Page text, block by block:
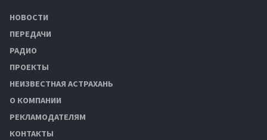
НОВОСТИ
ПЕРЕДАЧИ
РАДИО
ПРОЕКТЫ
НЕИЗВЕСТНАЯ АСТРАХАНЬ
О КОМПАНИИ
РЕКЛАМОДАТЕЛЯМ
КОНТАКТЫ